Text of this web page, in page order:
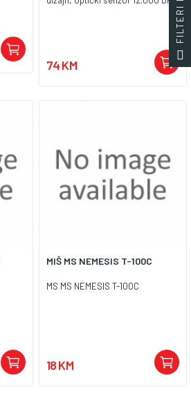
74 KM
MIŠ MS NEMESIS T-100C
MS MS NEMESIS T-100C
18 KM